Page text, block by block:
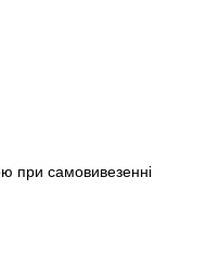
при самовивезенні